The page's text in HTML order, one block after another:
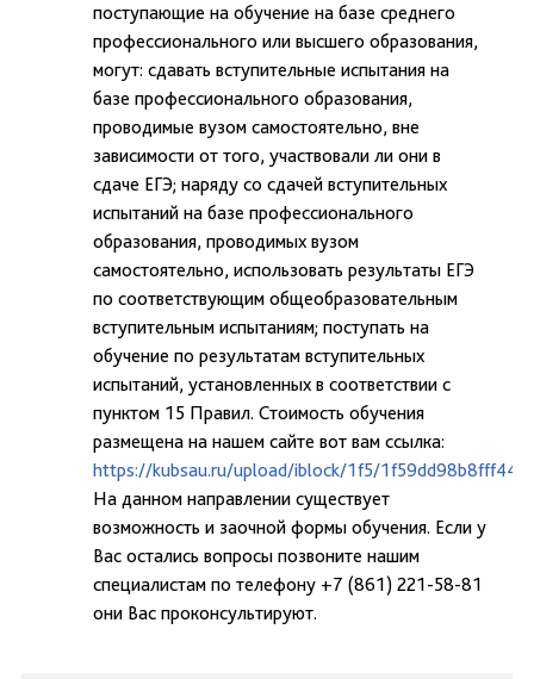
поступающие на обучение на базе среднего
профессионального или высшего образования,
могут: сдавать вступительные испытания на
базе профессионального образования,
проводимые вузом самостоятельно, вне
зависимости от того, участвовали ли они в
сдаче ЕГЭ; наряду со сдачей вступительных
испытаний на базе профессионального
образования, проводимых вузом
самостоятельно, использовать результаты ЕГЭ
по соответствующим общеобразовательным
вступительным испытаниям; поступать на
обучение по результатам вступительных
испытаний, установленных в соответствии с
пунктом 15 Правил. Стоимость обучения
размещена на нашем сайте вот вам ссылка:
https://kubsau.ru/upload/iblock/1f5/
На данном направлении существует
возможность и заочной формы обучения. Если у
Вас остались вопросы позвоните нашим
специалистам по телефону +7 (861) 221-58-81
они Вас проконсультируют.